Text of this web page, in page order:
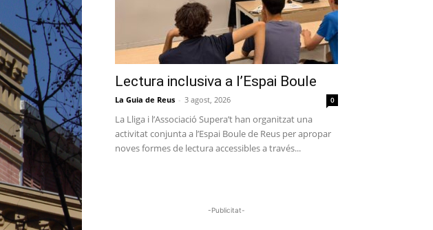
Lectura inclusiva a l’Espai Boule
La Guia de Reus - 3 agost, 2026 0
La Lliga i l’Associació Supera’t han organitzat una
activitat conjunta a l’Espai Boule de Reus per apropar
noves formes de lectura accessibles a través...
-Publicitat-